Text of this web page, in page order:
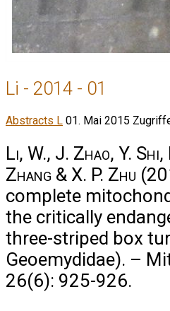
Li - 2014 - 01
Abstracts L 01. Mai 2015
Li, W., J. Zhao, Y. Shi,
Zhang & X. P. Zhu
complete
the critically
three-striped box
Geoemydidae). –
26(6): 925-926.